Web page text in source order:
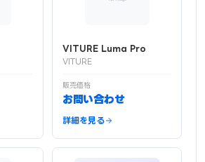
VITURE Luma Pro
VITURE
販売価格
お問い合わせ
詳細を見る